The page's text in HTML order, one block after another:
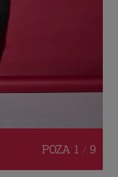
POZA 1 / 9